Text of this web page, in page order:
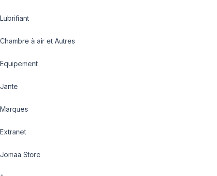
Lubrifiant
Chambre à air et Autres
Equipement
Jante
Marques
Extranet
Jomaa Store